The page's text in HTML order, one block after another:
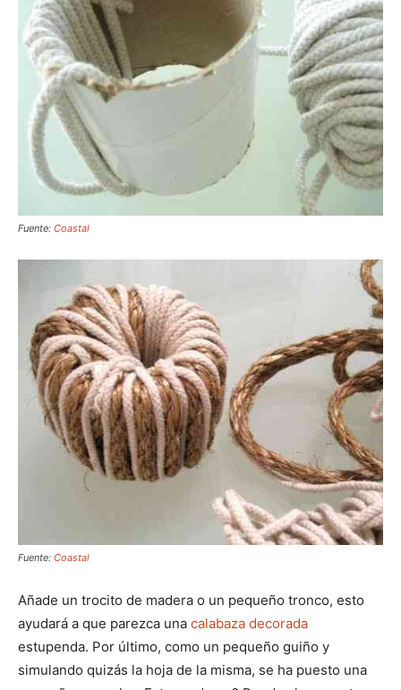
Fuente: Coastal
Fuente: Coastal
Añade un trocito de madera o un pequeño tronco, esto
ayudará a que parezca una calabaza decorada
estupenda. Por último, como un pequeño guiño y
simulando quizás la hoja de la misma, se ha puesto una